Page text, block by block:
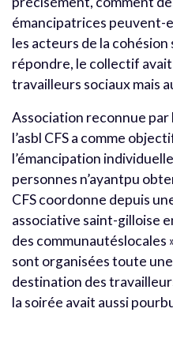
émancipatrices peuvent-
les acteurs de la cohésion
répondre, le collectif
travailleurs sociaux mais
Association reconnue par
l’asbl CFS a comme
l’émancipation
personnes n’ayantpu
CFS coordonne depuis
associative saint-gilloise
des communautéslocales
sont organisées toute
destination des
la soirée avait aussi